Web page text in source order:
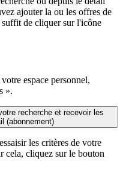
ajouter la ou les offres de
de cliquer sur l'icône
espace personnel,
».
recherche et recevoir les
(abonnement)
les critères de votre
cela, cliquez sur le bouton